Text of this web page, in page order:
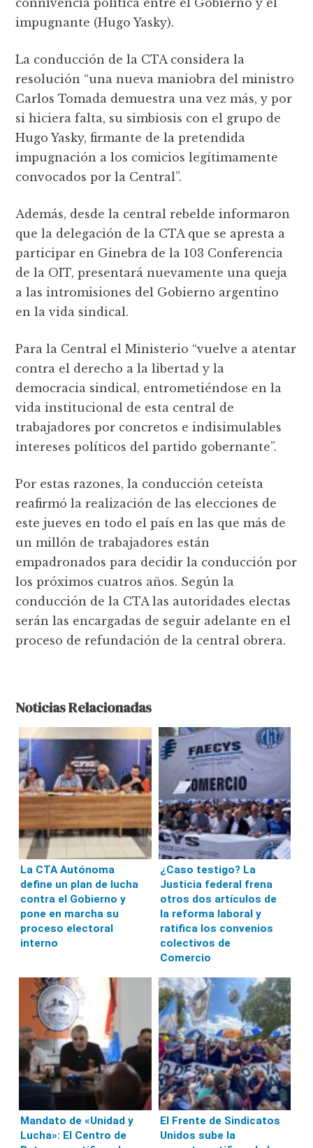
impugnante (Hugo Yasky).
La conducción de la CTA considera la
resolución “una nueva maniobra del ministro
Carlos Tomada demuestra una vez más, y por
si hiciera falta, su simbiosis con el grupo de
Hugo Yasky, firmante de la pretendida
impugnación a los comicios legítimamente
convocados por la Central”.
Además, desde la central rebelde informaron
que la delegación de la CTA que se apresta a
participar en Ginebra de la 103 Conferencia
de la OIT, presentará nuevamente una queja
a las intromisiones del Gobierno argentino
en la vida sindical.
Para la Central el Ministerio “vuelve a atentar
contra el derecho a la libertad y la
democracia sindical, entrometiéndose en la
vida institucional de esta central de
trabajadores por concretos e indisimulables
intereses políticos del partido gobernante”.
Por estas razones, la conducción ceteísta
reafirmó la realización de las elecciones de
este jueves en todo el país en las que más de
un millón de trabajadores están
empadronados para decidir la conducción por
los próximos cuatros años. Según la
conducción de la CTA las autoridades electas
serán las encargadas de seguir adelante en el
proceso de refundación de la central obrera.
Noticias Relacionadas
La CTA Autónoma
define un plan de lucha
contra el Gobierno y
pone en marcha su
proceso electoral
interno
¿Caso testigo? La
Justicia federal frena
otros dos artículos de
la reforma laboral y
ratifica los convenios
colectivos de
Comercio
Mandato de «Unidad y
Lucha»: El Centro de
El Frente de Sindicatos
Unidos sube la